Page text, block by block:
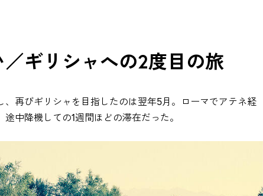
ギリシャへの2度目の旅
、再びギリシャを目指したのは翌年5月。ローマでアテネ経
中降機しての1週間ほどの滞在だった。